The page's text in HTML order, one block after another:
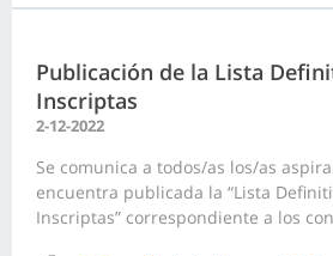
Publicación de la Lista
Inscriptas
2-12-2022
Se comunica a todos/as los/as
encuentra publicada la “Lista
Inscriptas” correspondiente a los